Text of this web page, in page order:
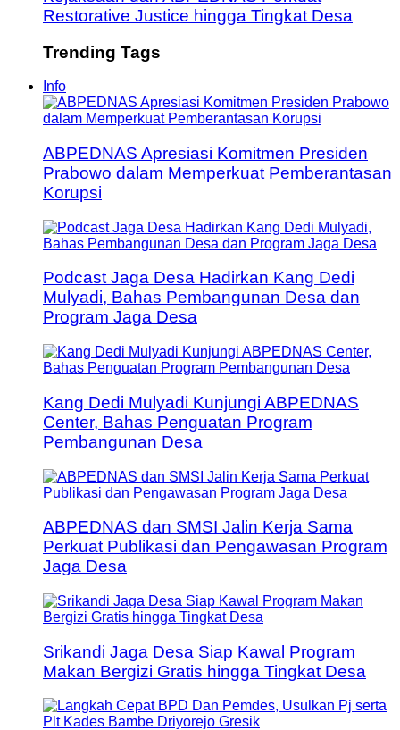
Restorative Justice hingga Tingkat Desa
Trending Tags
Info
ABPEDNAS Apresiasi Komitmen Presiden
Prabowo dalam Memperkuat Pemberantasan
Korupsi
Podcast Jaga Desa Hadirkan Kang Dedi
Mulyadi, Bahas Pembangunan Desa dan
Program Jaga Desa
Kang Dedi Mulyadi Kunjungi ABPEDNAS
Center, Bahas Penguatan Program
Pembangunan Desa
ABPEDNAS dan SMSI Jalin Kerja Sama
Perkuat Publikasi dan Pengawasan Program
Jaga Desa
Srikandi Jaga Desa Siap Kawal Program
Makan Bergizi Gratis hingga Tingkat Desa